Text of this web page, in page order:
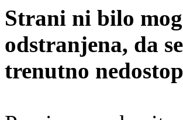
Strani ni bilo
odstranjena, da
trenutno